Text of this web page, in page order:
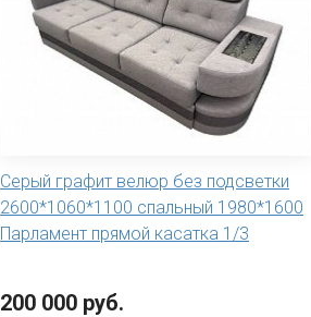
Серый графит велюр без подсветки
2600*1060*1100 спальный 1980*1600
Парламент прямой касатка 1/3
200 000 руб.